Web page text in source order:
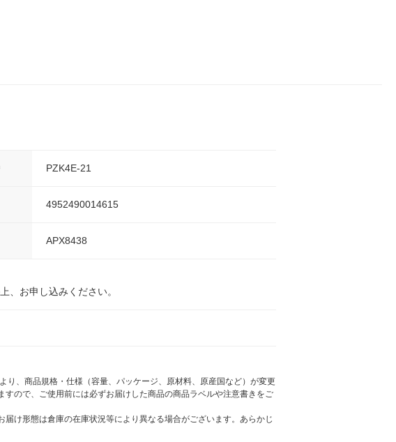
PZK4E-21
4952490014615
APX8438
、お申し込みください。
、商品規格・仕様（容量、パッケージ、原材料、原産国など）が変更
ので、ご使用前には必ずお届けした商品の商品ラベルや注意書きをご
け形態は倉庫の在庫状況等により異なる場合がございます。あらかじ